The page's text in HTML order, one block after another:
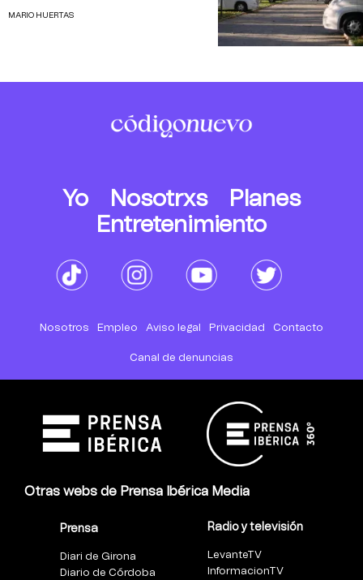
MARIO HUERTAS
Yo Nosotrxs
Planes
Entretenimiento
Nosotros Empleo Aviso legal Privacidad Contacto
Canal de denuncias
Otras webs de Prensa Ibérica Media
Prensa
Diari de Girona
Diario de Córdoba
Radio y televisión
LevanteTV
InformacionTV